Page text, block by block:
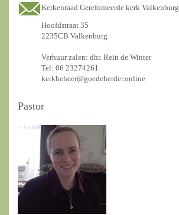
Kerkenraad Gerefomeerde kerk Valkenburg
Hoofdstraat 35
2235CB Valkenburg
Verhuur zalen: dhr. Rein de Winter
Tel: 06 23274261
kerkbeheer@goedeherder.online
Pastor